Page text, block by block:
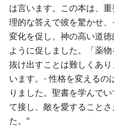
は言います。この本は、
理的な答えで彼を驚かせ
変化を促し、神の高い道
ように促しました。「薬
抜け出すことは難しくあ
います。- 性格を変えるの
りました。聖書を学んで
て接し、敵を愛すること
た。"